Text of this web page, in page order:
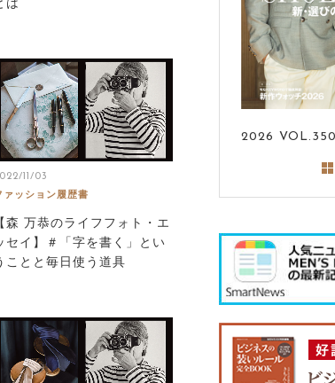
は
11/03
ァッション履歴書
【森 万恭のライフフォト・エ
セイ】＃「字を書く」とい
ことと毎日使う道具
2026 VOL.350